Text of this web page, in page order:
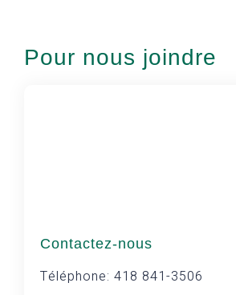
Pour nous joindre
Contactez-nous
Téléphone: 418 841-3506